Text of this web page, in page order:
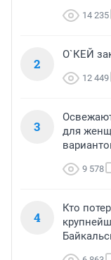
14 235
2
О`КЕЙ
12 449
3
для
9 578
4
Кто